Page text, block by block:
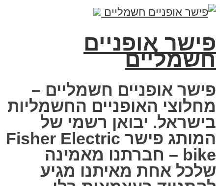
פישר אופניים
חשמליים
פישר אופניים חשמליים –
מחלוצי האופניים החשמליות
בישראל. יבואן רשמי של
המותג פישר Fisher Electric
bike – חברתנו מאמינה
שלכל אחת מאיתנו מגיע